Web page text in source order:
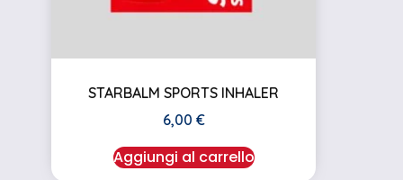
STARBALM SPORTS INHALER
6,00 €
Aggiungi al carrello